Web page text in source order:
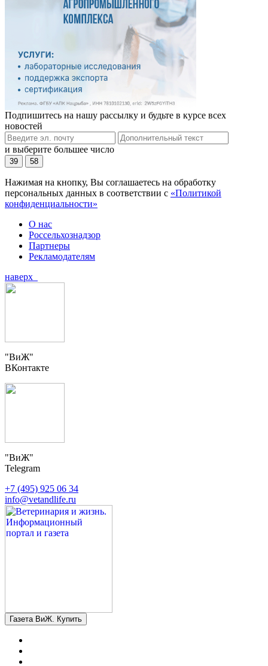
Подпишитесь на нашу рассылку и будьте в курсе всех
новостей
и выберите большее число
39 58
Нажимая на кнопку, Вы соглашаетесь на обработку
персональных данных в соответствии с «Политикой
конфиденциальности»
О нас
Россельхознадзор
Партнеры
Рекламодателям
наверх
"ВиЖ"
ВКонтакте
"ВиЖ"
Telegram
+7 (495) 925 06 34
info@vetandlife.ru
Газета ВиЖ. Купить